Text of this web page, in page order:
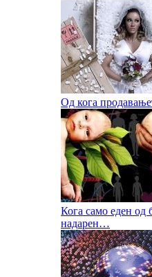
Од кога
Кога само еден од
надарен…